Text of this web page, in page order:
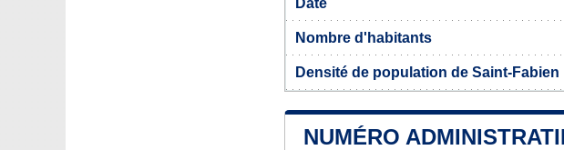
Date
Nombre d'habitants
Densité de population de Saint-Fabien
NUMÉRO